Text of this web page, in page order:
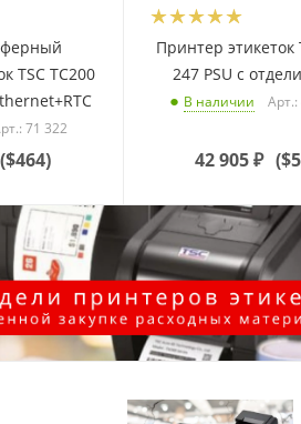
TSC TC200
71 322
($464)
Принтер этикеток
247 PSU с
В наличии
42 905₽ (